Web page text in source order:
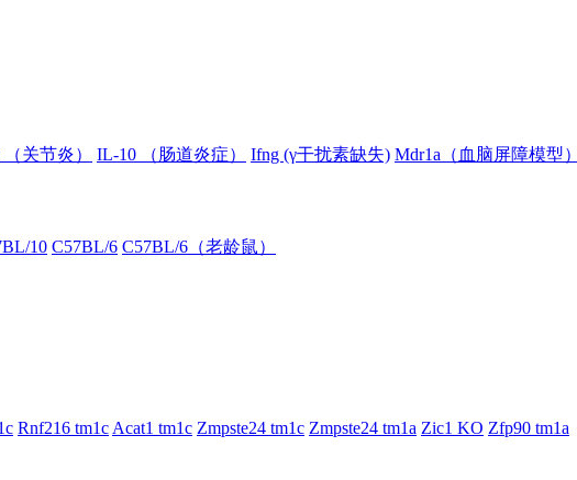
关节炎） IL-10 （肠道炎症） Ifng (γ干扰素缺失) Mdr1a（血脑屏障模型）
10 C57BL/6 C57BL/6（老龄鼠）
Rnf216 tm1c Acat1 tm1c Zmpste24 tm1c Zmpste24 tm1a Zic1 KO Zfp90 tm1a